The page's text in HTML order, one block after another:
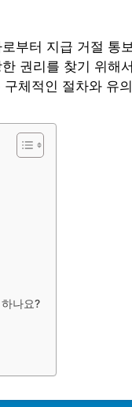
부터 지급 거절
권리를 찾기 위
체적인 절차와 유
나요?